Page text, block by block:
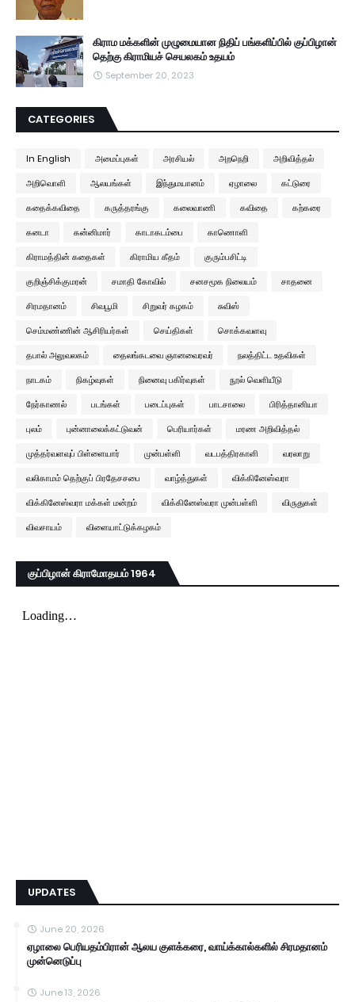
கிராம மக்களின் முழுமையான நிதிப் பங்களிப்பில் குப்பிழான்
தெற்கு கிராமியச் செயலகம் உதயம்
September 20, 2023
CATEGORIES
In English அமைப்புகள் அரசியல் அறநெறி
அறிவித்தல்
அறிவொளி
ஆலயங்கள் இந்துமயானம் ஏழாலை
கட்டுரை
கதைக்கவிதை
கருத்தரங்கு கலைவாணி கவிதை
கற்கரை
கனடா
கன்னிமார் காடாகடம்பை
காணொளி
கிராமத்தின் கதைகள்
கிராமிய கீதம்
குரும்பசிட்டி
குறிஞ்சிக்குமரன்
சமாதி கோவில் சனசமூக நிலையம்
சாதனை
சிரமதானம்
சிவபூமி சிறுவர் கழகம்
சுவிஸ்
செம்மண்ணின் ஆசிரியர்கள்
செய்திகள்
சொக்கவளவு
தபால் அலுவலகம்
தைலங்கடவை ஞானவைரவர்
நலத்திட்ட உதவிகள்
நாடகம்
நிகழ்வுகள் நினைவு பகிர்வுகள்
நூல் வெளியீடு
நேர்காணல்
படங்கள் படைப்புகள் பாடசாலை
பிரித்தானியா
புலம்
புன்னாலைக்கட்டுவன் பெரியார்கள்
மரண அறிவித்தல்
முத்தர்வளவுப் பிள்ளையார்
முன்பள்ளி வடபத்திரகாளி
வரலாறு
வலிகாமம் தெற்குப் பிரதேசசபை
வாழ்த்துகள்
விக்கினேஸ்வரா
விக்கினேஸ்வரா மக்கள் மன்றம்
விக்கினேஸ்வரா முன்பள்ளி
விருதுகள்
விவசாயம்
விளையாட்டுக்கழகம்
குப்பிழான் கிராமோதயம் 1964
UPDATES
June 20, 2026
ஏழாலை பெரியதம்பிரான் ஆலய குளக்கரை, வாய்க்கால்களில் சிரமதானம்
முன்னெடுப்பு
June 13, 2026